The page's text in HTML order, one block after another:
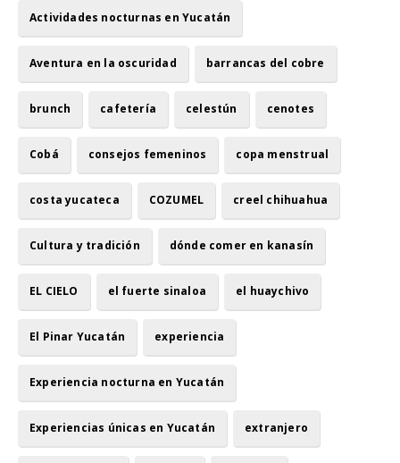
Actividades nocturnas en Yucatán
Aventura en la oscuridad barrancas del cobre
brunch cafetería celestún cenotes
Cobá consejos femeninos copa menstrual
costa yucateca COZUMEL creel chihuahua
Cultura y tradición dónde comer en kanasín
EL CIELO el fuerte sinaloa el huaychivo
El Pinar Yucatán experiencia
Experiencia nocturna en Yucatán
Experiencias únicas en Yucatán extranjero